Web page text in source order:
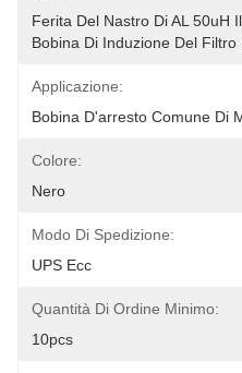
Ferita Del Nastro Di AL 50uH
Bobina Di Induzione Del Filtro
Applicazione:
Bobina D'arresto Comune Di
Colore:
Nero
Modo Di Spedizione:
UPS Ecc
Quantità Di Ordine Minimo:
10pcs